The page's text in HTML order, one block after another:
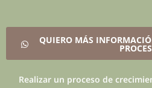
QUIERO MÁS
Realizar un proceso de